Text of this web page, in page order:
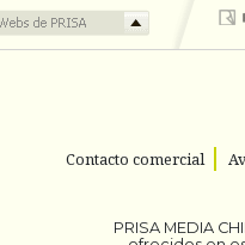
Contacto comercial
PRISA MEDIA